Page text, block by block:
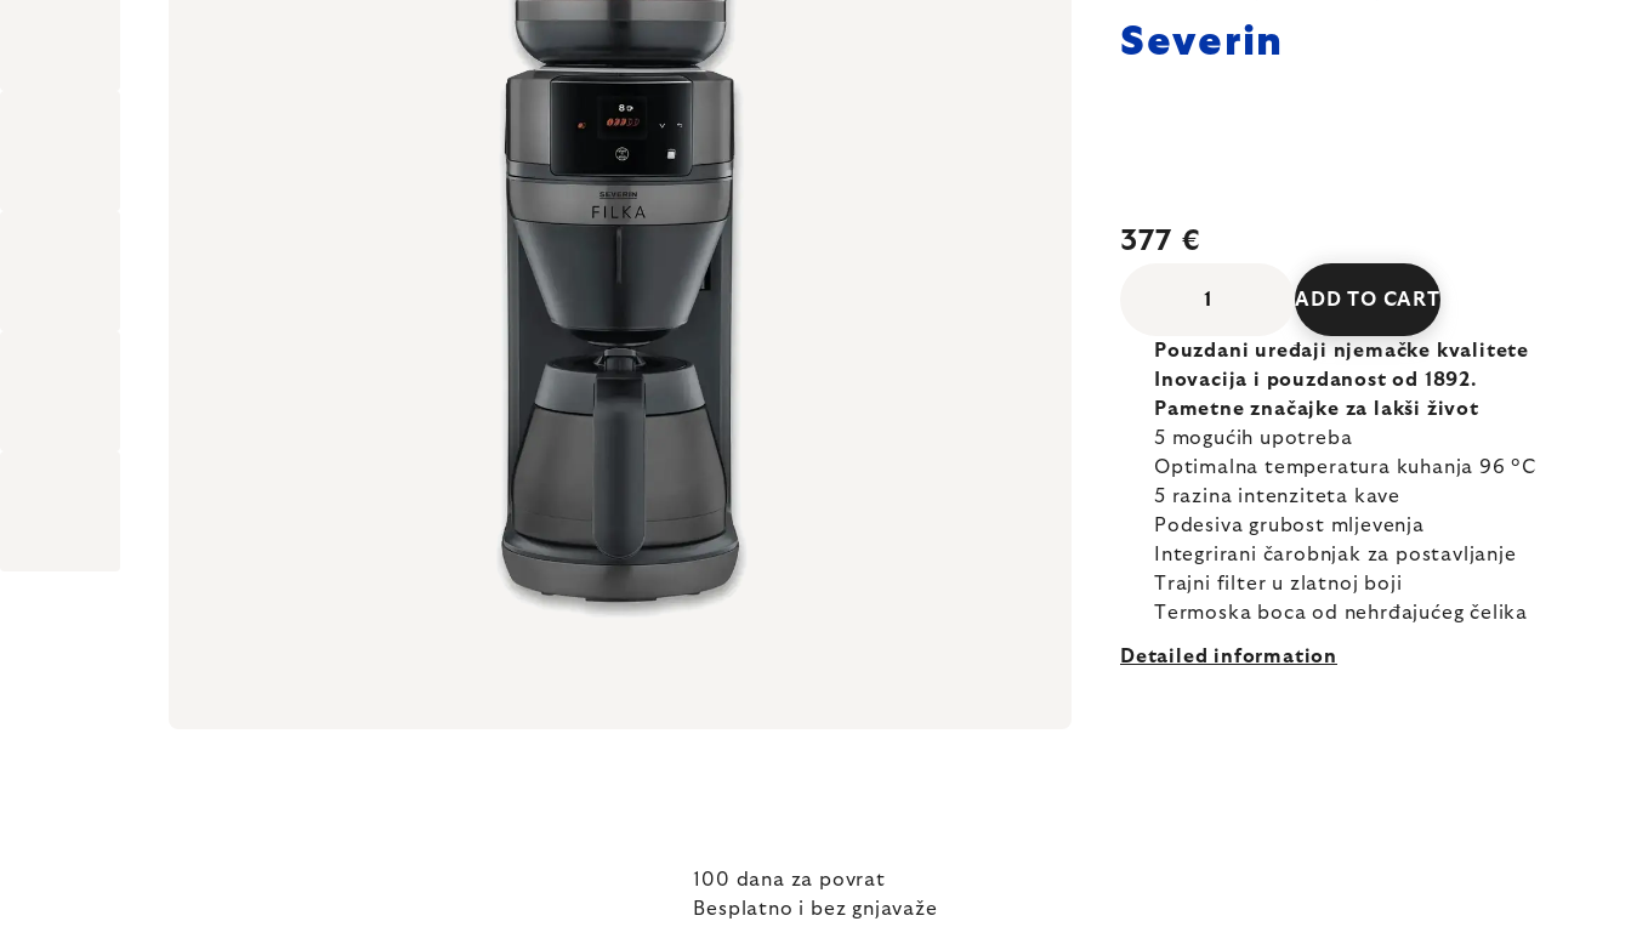
Severin
377 €
ADD TO CART
Pouzdani uređaji njemačke kvalitete
Inovacija i pouzdanost od 1892.
Pametne značajke za lakši život
5 mogućih upotreba
Optimalna temperatura kuhanja 96 °C
5 razina intenziteta kave
Podesiva grubost mljevenja
Integrirani čarobnjak za postavljanje
Trajni filter u zlatnoj boji
Termoska boca od nehrđajućeg čelika
Detailed information
100 dana za povrat
Besplatno i bez gnjavaže